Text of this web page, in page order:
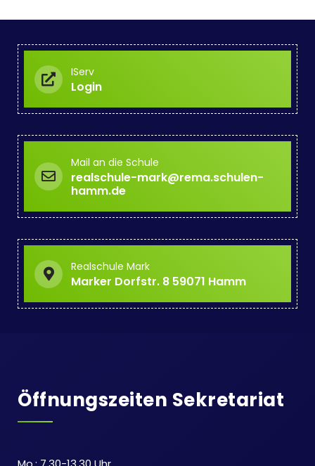
IServ
Login
Mail an die Schule
realschule-mark@rema.schulen-
hamm.de
Realschule Mark
Marker Dorfstr. 8 59071 Hamm
Öffnungszeiten Sekretariat